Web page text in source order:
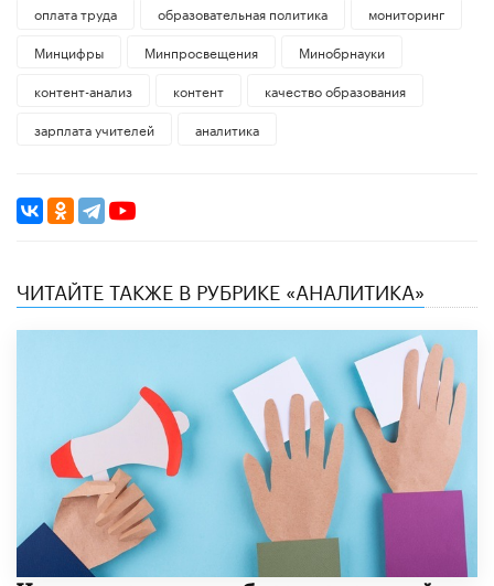
оплата труда
образовательная политика
мониторинг
Минцифры
Минпросвещения
Минобрнауки
контент-анализ
контент
качество образования
зарплата учителей
аналитика
ЧИТАЙТЕ ТАКЖЕ В РУБРИКЕ «АНАЛИТИКА»